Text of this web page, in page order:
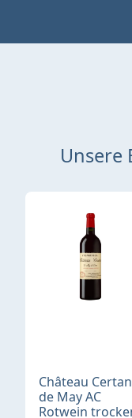
Unsere
Produktgalerie
Château Certan
de May AC
Rotwein